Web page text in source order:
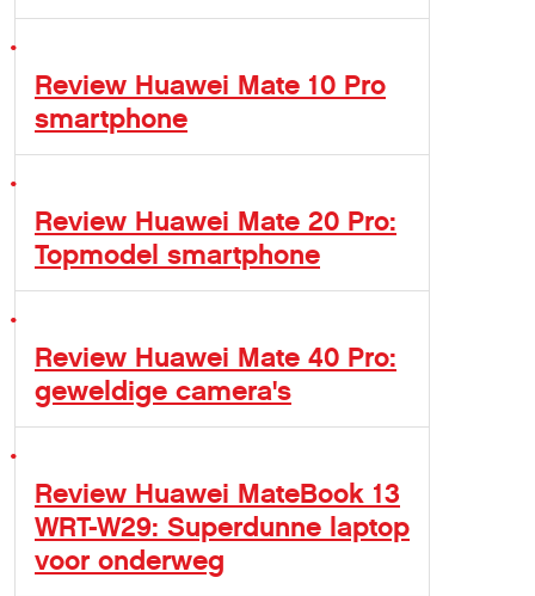
Review Huawei Mate 10 Pro
smartphone
Review Huawei Mate 20 Pro:
Topmodel smartphone
Review Huawei Mate 40 Pro:
geweldige camera's
Review Huawei MateBook 13
WRT-W29: Superdunne laptop
voor onderweg